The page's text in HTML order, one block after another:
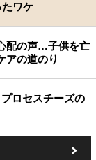
たワケ
配の声…子供を亡
アの道のり
ロセスチーズの